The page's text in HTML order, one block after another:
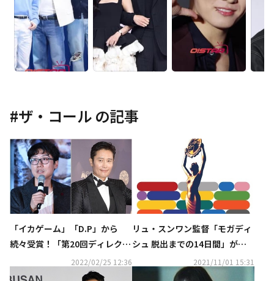
#ザ・コール の記事
「イカゲーム」「D.P」から
続々受賞！「第20回ディレクタ
ーズ・カット・アワード」韓国
映画監督が選んだ最高の俳優＆
2022/02/25 12:36
リュ・スンワン監督「モガディ
シュ 脱出までの14日間」が最
多部門にノミネート…「第42回
青龍映画賞」の候補作を公開
2021/11/01 15:31